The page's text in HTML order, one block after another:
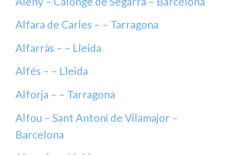
Alfara de Carles – – Tarragona
Alfarràs – – Lleida
Alfés – – Lleida
Alforja – – Tarragona
Alfou – Sant Antoni de Vilamajor –
Barcelona